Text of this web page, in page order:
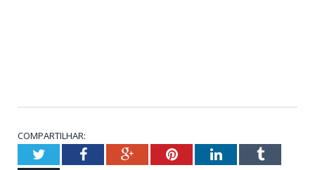
COMPARTILHAR:
TwitterFacebookGoogle+PinterestLinkedInTumblr